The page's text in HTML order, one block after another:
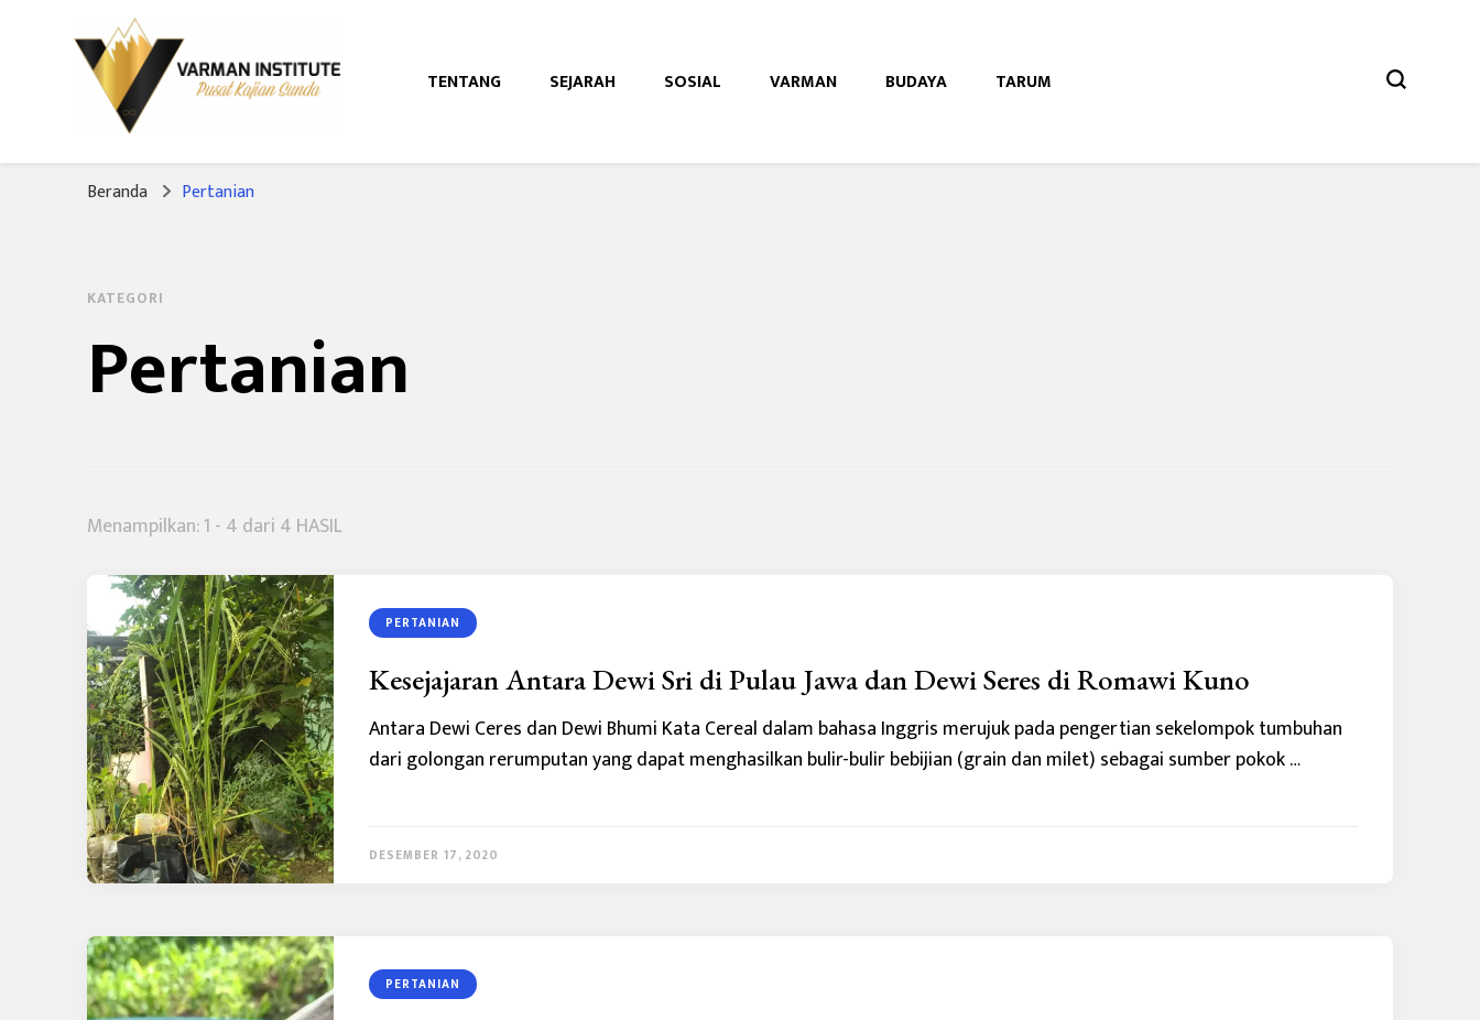
Varman Institute
Pusat Kajian Sunda
TENTANG SEJARAH SOSIAL VARMAN BUDAYA TARUM
Beranda Pertanian
KATEGORI
Pertanian
Menampilkan: 1 - 4 dari 4 HASIL
PERTANIAN
Kesejajaran Antara Dewi Sri di Pulau Jawa dan Dewi Seres di Romawi Kuno
Antara Dewi Ceres dan Dewi Bhumi Kata Cereal dalam bahasa Inggris merujuk pada pengertian sekelompok tumbuhan
dari golongan rerumputan yang dapat menghasilkan bulir-bulir bebijian (grain dan milet) sebagai sumber pokok …
DESEMBER 17, 2020
PERTANIAN